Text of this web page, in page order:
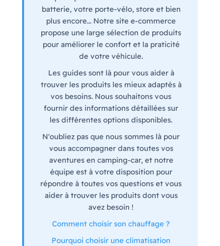
batterie, votre porte-vélo, store et bien
plus encore... Notre site e-commerce
propose une large sélection de produits
pour améliorer le confort et la praticité
de votre véhicule.
Les guides sont là pour vous aider à
trouver les produits les mieux adaptés à
vos besoins. Nous souhaitons vous
fournir des informations détaillées sur
les différentes options disponibles.
N'oubliez pas que nous sommes là pour
vous accompagner dans toutes vos
aventures en camping-car, et notre
équipe est à votre disposition pour
répondre à toutes vos questions et vous
aider à trouver les produits dont vous
avez besoin !
Comment choisir son chauffage ?
Pourquoi choisir une climatisation